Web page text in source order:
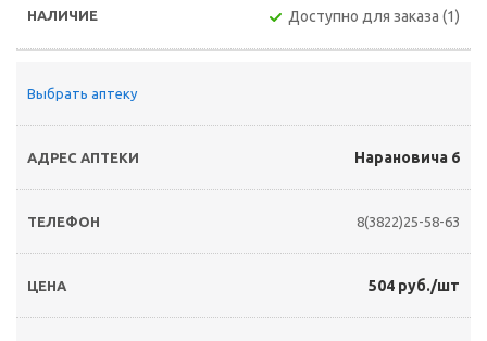
Доступно для заказа (1)
Выбрать аптеку
Нарановича 6
8(3822)25-58-63
504 руб./шт